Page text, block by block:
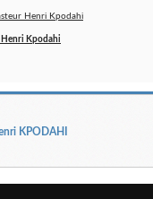
Henri Kpodahi
KPODAHI